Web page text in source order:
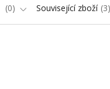
0 Související zboží 3